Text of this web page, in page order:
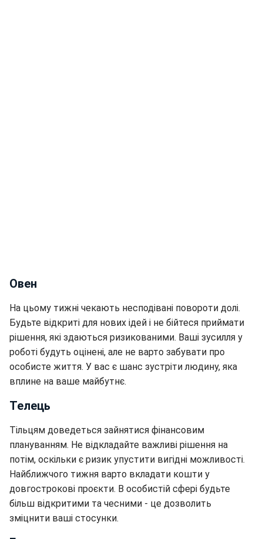
Овен
На цьому тижні чекають несподівані повороти долі.
Будьте відкриті для нових ідей і не бійтеся приймати
рішення, які здаються ризикованими. Ваші зусилля у
роботі будуть оцінені, але не варто забувати про
особисте життя. У вас є шанс зустріти людину, яка
вплине на ваше майбутнє.
Телець
Тільцям доведеться зайнятися фінансовим
плануванням. Не відкладайте важливі рішення на
потім, оскільки є ризик упустити вигідні можливості.
Найближчого тижня варто вкладати кошти у
довгострокові проєкти. В особистій сфері будьте
більш відкритими та чесними - це дозволить
зміцнити ваші стосунки.